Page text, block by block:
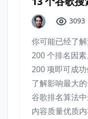
3093
你可能已经了
200 个排名因
200 项即可成
了解影响最大
谷歌排名算法
内容质量优质